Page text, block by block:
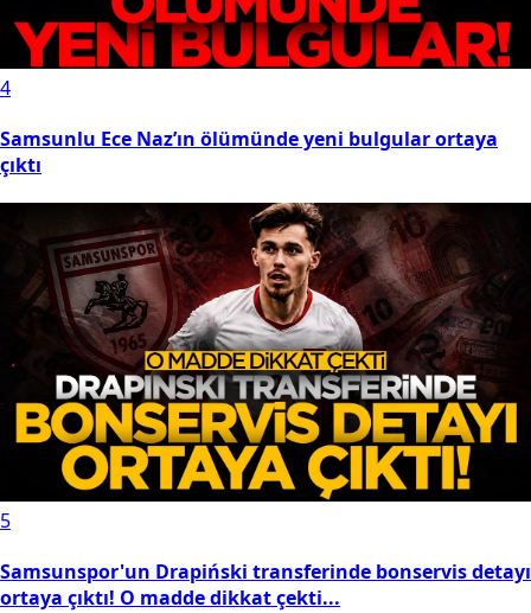
4
Samsunlu Ece Naz’ın ölümünde yeni bulgular ortaya
çıktı
5
Samsunspor'un Drapiński transferinde bonservis detayı
ortaya çıktı! O madde dikkat çekti...